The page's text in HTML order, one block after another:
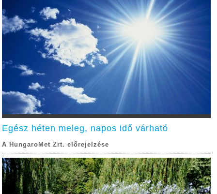
Egész héten meleg, napos idő várható
A HungaroMet Zrt. előrejelzése